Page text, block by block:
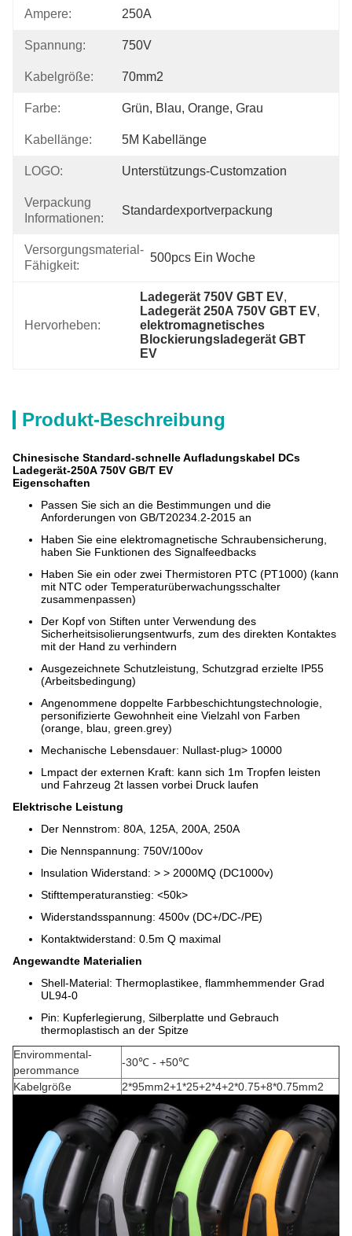
Ampere: 250A
Spannung: 750V
Kabelgröße: 70mm2
Farbe: Grün, Blau, Orange, Grau
Kabellänge: 5M Kabellänge
LOGO: Unterstützungs-Customzation
Verpackung
Informationen:
Standardexportverpackung
Versorgungsmaterial-
Fähigkeit:
500pcs Ein Woche
Hervorheben:
Ladegerät 750V GBT EV,
Ladegerät 250A 750V GBT EV,
elektromagnetisches
Blockierungsladegerät GBT
EV
Produkt-Beschreibung
Chinesische Standard-schnelle Aufladungskabel DCs
Ladegerät-250A 750V GB/T EV
Eigenschaften
Passen Sie sich an die Bestimmungen und die
Anforderungen von GB/T20234.2-2015 an
Haben Sie eine elektromagnetische Schraubensicherung,
haben Sie Funktionen des Signalfeedbacks
Haben Sie ein oder zwei Thermistoren PTC (PT1000) (kann
mit NTC oder Temperaturüberwachungsschalter
zusammenpassen)
Der Kopf von Stiften unter Verwendung des
Sicherheitsisolierungsentwurfs, zum des direkten Kontaktes
mit der Hand zu verhindern
Ausgezeichnete Schutzleistung, Schutzgrad erzielte IP55
(Arbeitsbedingung)
Angenommene doppelte Farbbeschichtungstechnologie,
personifizierte Gewohnheit eine Vielzahl von Farben
(orange, blau, green.grey)
Mechanische Lebensdauer: Nullast-plug> 10000
Lmpact der externen Kraft: kann sich 1m Tropfen leisten
und Fahrzeug 2t lassen vorbei Druck laufen
Elektrische Leistung
Der Nennstrom: 80A, 125A, 200A, 250A
Die Nennspannung: 750V/100ov
lnsulation Widerstand: > > 2000MQ (DC1000v)
Stifttemperaturanstieg: <50k>
Widerstandsspannung: 4500v (DC+/DC-/PE)
Kontaktwiderstand: 0.5m Q maximal
Angewandte Materialien
Shell-Material: Thermoplastikee, flammhemmender Grad
UL94-0
Pin: Kupferlegierung, Silberplatte und Gebrauch
thermoplastisch an der Spitze
Envirommental-
perommance
-30℃ - +50℃
Kabelgröße
2*95mm2+1*25+2*4+2*0.75+8*0.75mm2